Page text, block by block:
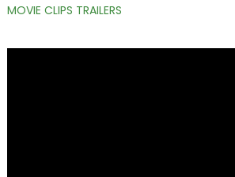
MOVIE CLIPS TRAILERS